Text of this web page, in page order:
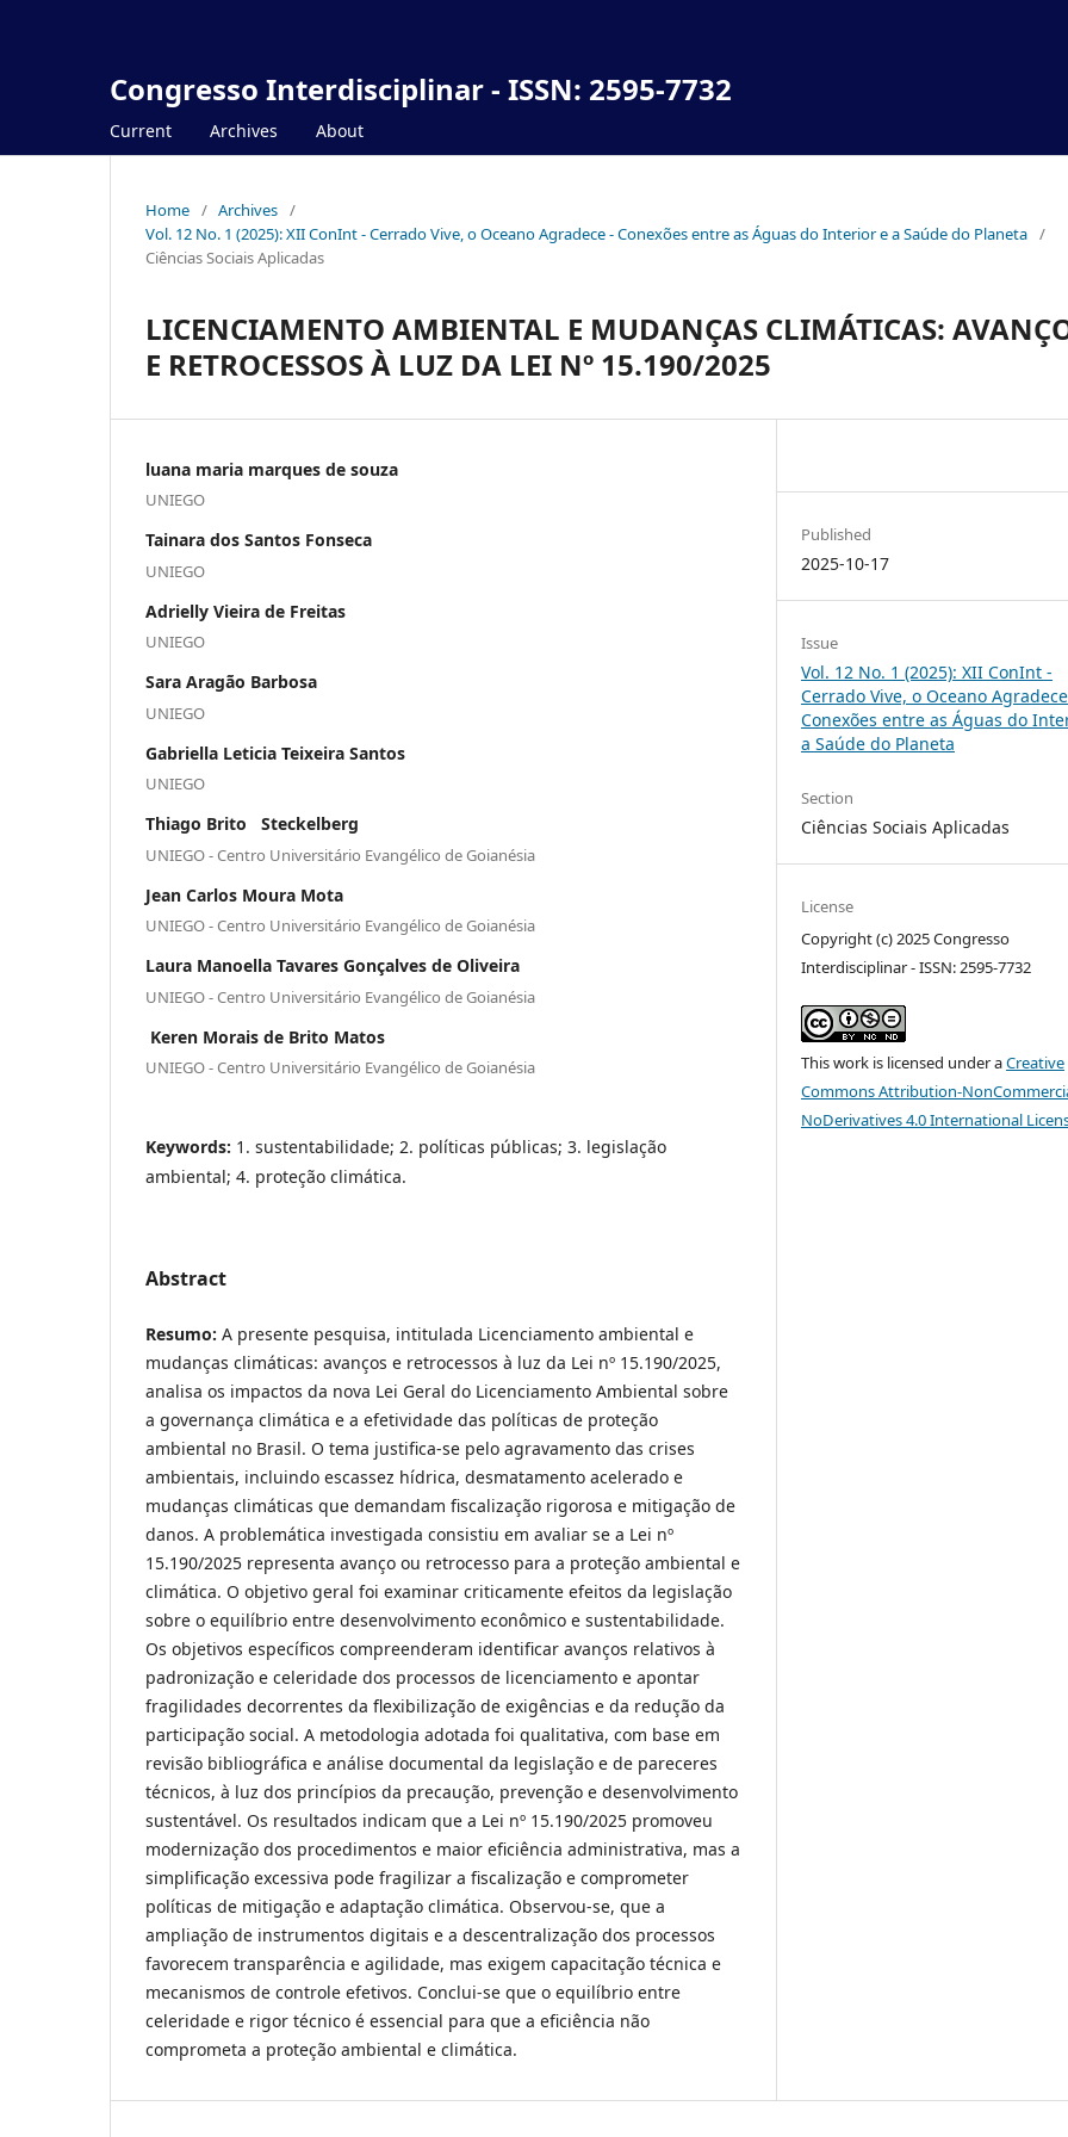
Congresso Interdisciplinar - ISSN: 2595-7732
Current Archives About
Home / Archives /
Vol. 12 No. 1 (2025): XII ConInt - Cerrado Vive, o Oceano Agradece - Conexões entre as Águas do Interior e a Saúde do Planeta /
Ciências Sociais Aplicadas
LICENCIAMENTO AMBIENTAL E MUDANÇAS CLIMÁTICAS:
E RETROCESSOS À LUZ DA LEI Nº 15.190/2025
luana maria marques de souza
UNIEGO
Tainara dos Santos Fonseca
UNIEGO
Adrielly Vieira de Freitas
UNIEGO
Sara Aragão Barbosa
UNIEGO
Gabriella Leticia Teixeira Santos
UNIEGO
Thiago Brito Steckelberg
UNIEGO - Centro Universitário Evangélico de Goianésia
Jean Carlos Moura Mota
UNIEGO - Centro Universitário Evangélico de Goianésia
Laura Manoella Tavares Gonçalves de Oliveira
UNIEGO - Centro Universitário Evangélico de Goianésia
Keren Morais de Brito Matos
UNIEGO - Centro Universitário Evangélico de Goianésia
Keywords: 1. sustentabilidade; 2. políticas públicas; 3. legislação
ambiental; 4. proteção climática.
Abstract
Resumo: A presente pesquisa, intitulada Licenciamento ambiental e
mudanças climáticas: avanços e retrocessos à luz da Lei nº 15.190/2025,
analisa os impactos da nova Lei Geral do Licenciamento Ambiental sobre
a governança climática e a efetividade das políticas de proteção
ambiental no Brasil. O tema justifica-se pelo agravamento das crises
ambientais, incluindo escassez hídrica, desmatamento acelerado e
mudanças climáticas que demandam fiscalização rigorosa e mitigação de
danos. A problemática investigada consistiu em avaliar se a Lei nº
15.190/2025 representa avanço ou retrocesso para a proteção ambiental e
climática. O objetivo geral foi examinar criticamente efeitos da legislação
sobre o equilíbrio entre desenvolvimento econômico e sustentabilidade.
Os objetivos específicos compreenderam identificar avanços relativos à
padronização e celeridade dos processos de licenciamento e apontar
fragilidades decorrentes da flexibilização de exigências e da redução da
participação social. A metodologia adotada foi qualitativa, com base em
revisão bibliográfica e análise documental da legislação e de pareceres
técnicos, à luz dos princípios da precaução, prevenção e desenvolvimento
sustentável. Os resultados indicam que a Lei nº 15.190/2025 promoveu
modernização dos procedimentos e maior eficiência administrativa, mas a
simplificação excessiva pode fragilizar a fiscalização e comprometer
políticas de mitigação e adaptação climática. Observou-se, que a
ampliação de instrumentos digitais e a descentralização dos processos
favorecem transparência e agilidade, mas exigem capacitação técnica e
mecanismos de controle efetivos. Conclui-se que o equilíbrio entre
celeridade e rigor técnico é essencial para que a eficiência não
comprometa a proteção ambiental e climática.
Published
2025-10-17
Issue
Vol. 12 No. 1 (2025): XII ConInt -
Cerrado Vive, o Oceano
Conexões entre as Águas do
a Saúde do Planeta
Section
Ciências Sociais Aplicadas
License
Copyright (c) 2025 Congresso
Interdisciplinar - ISSN: 2595-7732
This work is licensed under aCreative
Commons Attribution-
NoDerivatives 4.0 International